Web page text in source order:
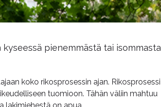
pienemmästä tai isommasta
koko rikosprosessin ajan. Rikosprosessi
tuomioon. Tähän väliin mahtuu
lakimiehestä on apua.